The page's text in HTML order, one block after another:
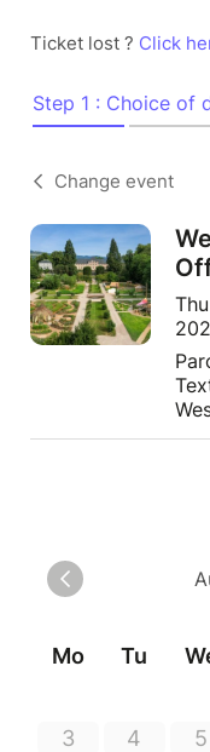
Ticket lost ? Click
Step 1 : Choice of
Change event
Mo Tu
3
4 5